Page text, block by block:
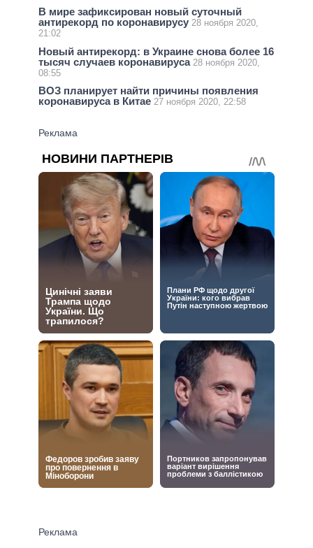
В мире зафиксирован новый суточный
антирекорд по коронавирусу 28 ноября 2020,
21:02
Новый антирекорд: в Украине снова более 16
тысяч случаев коронавируса 28 ноября 2020,
08:55
ВОЗ планирует найти причины появления
коронавируса в Китае 27 ноября 2020, 22:58